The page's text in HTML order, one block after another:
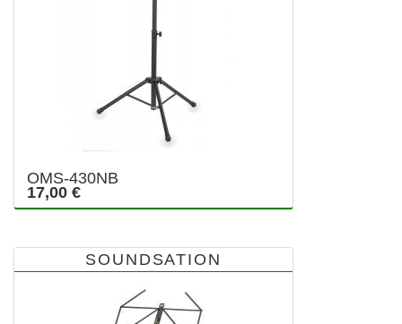
OMS-430NB
17,00 €
SOUNDSATION